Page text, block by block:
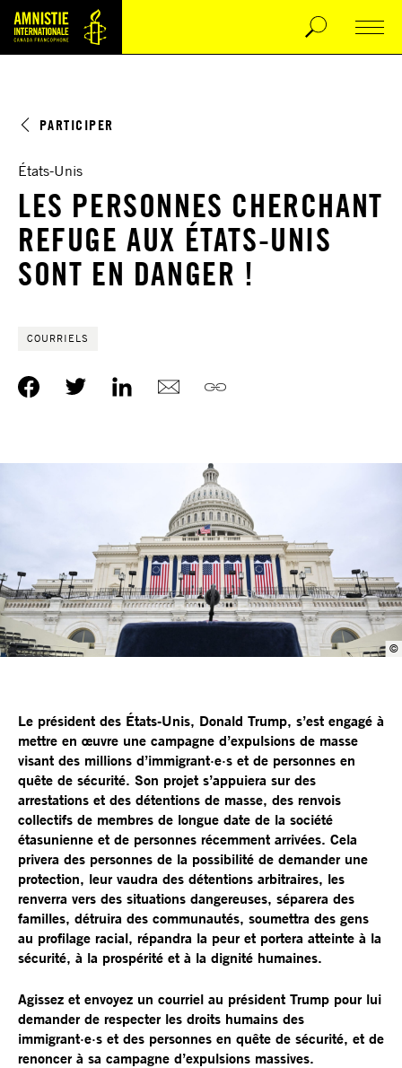
PARTICIPER
États-Unis
LES PERSONNES CHERCHANT
REFUGE AUX ÉTATS-UNIS
SONT EN DANGER !
COURRIELS
©
Le président des États-Unis, Donald Trump, s’est engagé à
mettre en œuvre une campagne d’expulsions de masse
visant des millions d’immigrant·e·s et de personnes en
quête de sécurité. Son projet s’appuiera sur des
arrestations et des détentions de masse, des renvois
collectifs de membres de longue date de la société
étasunienne et de personnes récemment arrivées. Cela
privera des personnes de la possibilité de demander une
protection, leur vaudra des détentions arbitraires, les
renverra vers des situations dangereuses, séparera des
familles, détruira des communautés, soumettra des gens
au profilage racial, répandra la peur et portera atteinte à la
sécurité, à la prospérité et à la dignité humaines.
Agissez et envoyez un courriel au président Trump pour lui
demander de respecter les droits humains des
immigrant·e·s et des personnes en quête de sécurité, et de
renoncer à sa campagne d’expulsions massives.